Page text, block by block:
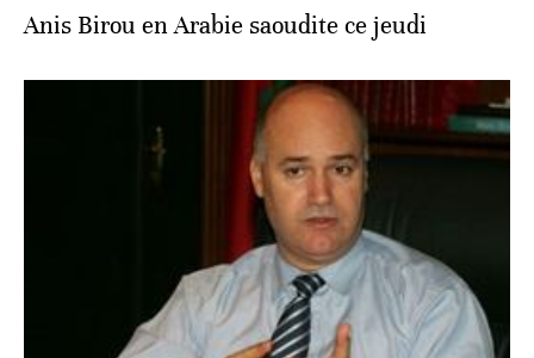
Anis Birou en Arabie saoudite ce jeudi